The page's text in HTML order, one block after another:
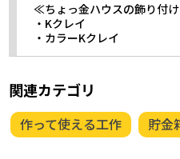
≪ちょっ金ハウスの飾り付
・Kクレイ
・カラーKクレイ
関連カテゴリ
作って使える工作 貯金